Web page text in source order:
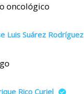
oncológico
Luis Suárez Rodríguez
Rico Curiel